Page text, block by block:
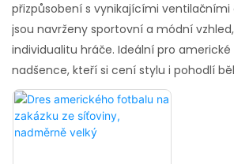
přizpůsobení s vynikajícími ventilačními
jsou navrženy sportovní a módní
individualitu hráče. Ideální pro
nadšence, kteří si cení stylu i pohodlí